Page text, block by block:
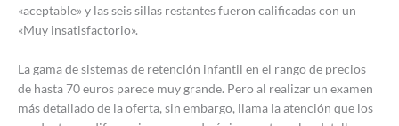
«aceptable» y las seis sillas restantes fueron calificadas con un
«Muy insatisfactorio».
La gama de sistemas de retención infantil en el rango de precios
de hasta 70 euros parece muy grande. Pero al realizar un examen
más detallado de la oferta, sin embargo, llama la atención que los